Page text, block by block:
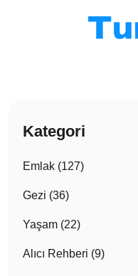
Kategori
Emlak (127)
Gezi (36)
Yaşam (22)
Alıcı Rehberi (9)